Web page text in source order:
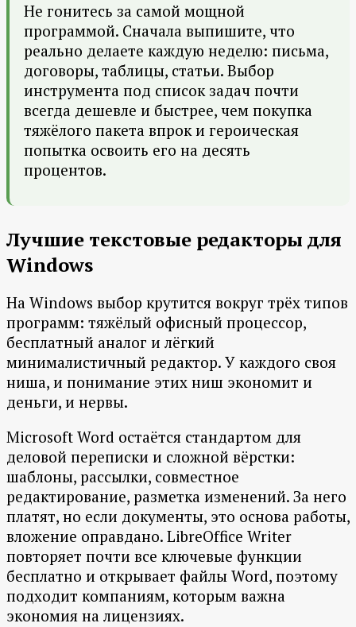
Не гонитесь за самой мощной
программой. Сначала выпишите, что
реально делаете каждую неделю: письма,
договоры, таблицы, статьи. Выбор
инструмента под список задач почти
всегда дешевле и быстрее, чем покупка
тяжёлого пакета впрок и героическая
попытка освоить его на десять
процентов.
Лучшие текстовые редакторы для
Windows
На Windows выбор крутится вокруг трёх типов
программ: тяжёлый офисный процессор,
бесплатный аналог и лёгкий
минималистичный редактор. У каждого своя
ниша, и понимание этих ниш экономит и
деньги, и нервы.
Microsoft Word остаётся стандартом для
деловой переписки и сложной вёрстки:
шаблоны, рассылки, совместное
редактирование, разметка изменений. За него
платят, но если документы, это основа работы,
вложение оправдано. LibreOffice Writer
повторяет почти все ключевые функции
бесплатно и открывает файлы Word, поэтому
подходит компаниям, которым важна
экономия на лицензиях.